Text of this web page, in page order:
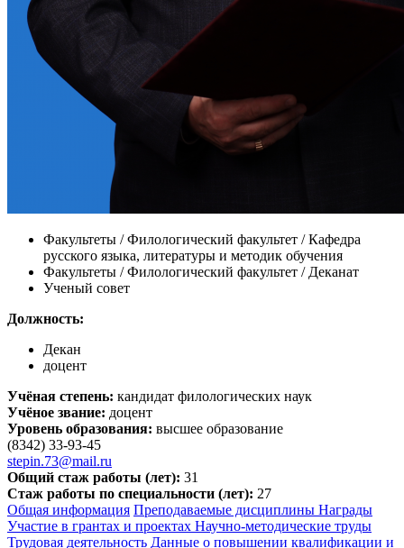
Факультеты / Филологический факультет / Кафедра
русского языка, литературы и методик обучения
Факультеты / Филологический факультет / Деканат
Ученый совет
Должность:
Декан
доцент
Учёная степень: кандидат филологических наук
Учёное звание: доцент
Уровень образования: высшее образование
(8342) 33-93-45
stepin.73@mail.ru
Общий стаж работы (лет): 31
Стаж работы по специальности (лет): 27
Общая информация Преподаваемые дисциплины Награды
Участие в грантах и проектах Научно-методические труды
Трудовая деятельность Данные о повышении квалификации и